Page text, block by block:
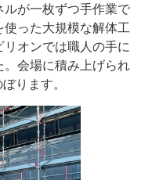
が一枚ずつ手作業で
った大規模な解体工
オンでは職人の手に
会場に積み上げられ
ります。